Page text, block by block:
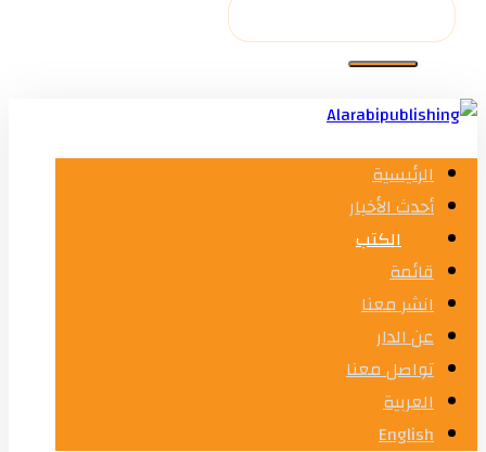
الرئيسية
أحدث الأخبار
الكتب
قائمة
انشر معنا
عن الدار
تواصل معنا
العربية
English